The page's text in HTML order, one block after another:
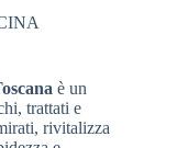
è un
trattati e
rivitalizza